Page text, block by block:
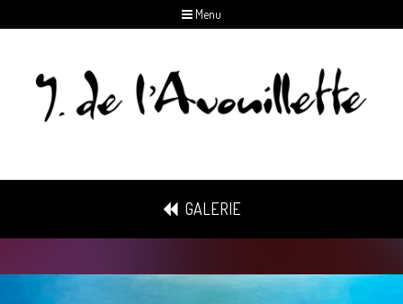
Menu
GALERIE